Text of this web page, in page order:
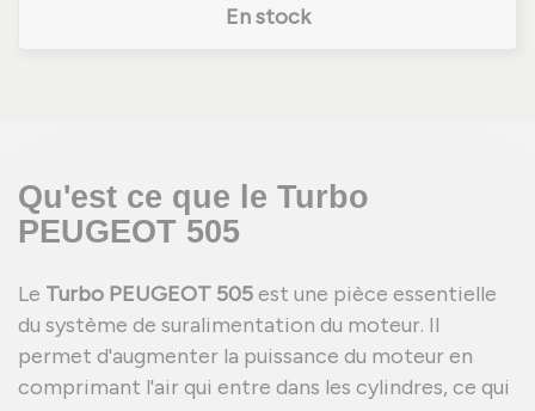
En stock
Qu'est ce que le Turbo
PEUGEOT 505
Le Turbo PEUGEOT 505est une pièce essentielle
du système de suralimentation du moteur. Il
permet d'augmenter la puissance du moteur en
comprimant l'air qui entre dans les cylindres, ce qui